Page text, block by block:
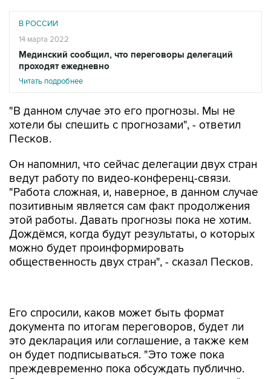
В РОССИИ
14 марта 2022
Мединский сообщил, что переговоры делегаций
проходят ежедневно
Читать подробнее
"В данном случае это его прогнозы. Мы не
хотели бы спешить с прогнозами", - ответил
Песков.
Он напомнил, что сейчас делегации двух стран
ведут работу по видео-конференц-связи.
"Работа сложная, и, наверное, в данном случае
позитивным является сам факт продолжения
этой работы. Давать прогнозы пока не хотим.
Дождёмся, когда будут результаты, о которых
можно будет проинформировать
общественность двух стран", - сказал Песков.
это декларация или соглашение, а также кем
он будет подписываться. "Это тоже пока
преждевременно пока обсуждать публично.
Это все является предметом переговоров", -
сказал Песков.